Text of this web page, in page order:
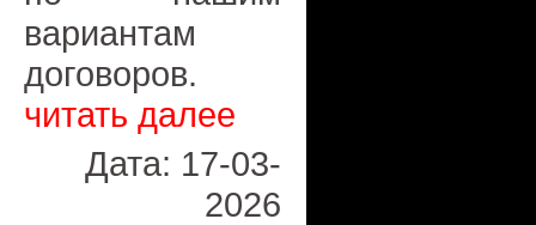
вариантам
договоров.
читать далее
Дата: 17-03-
2026